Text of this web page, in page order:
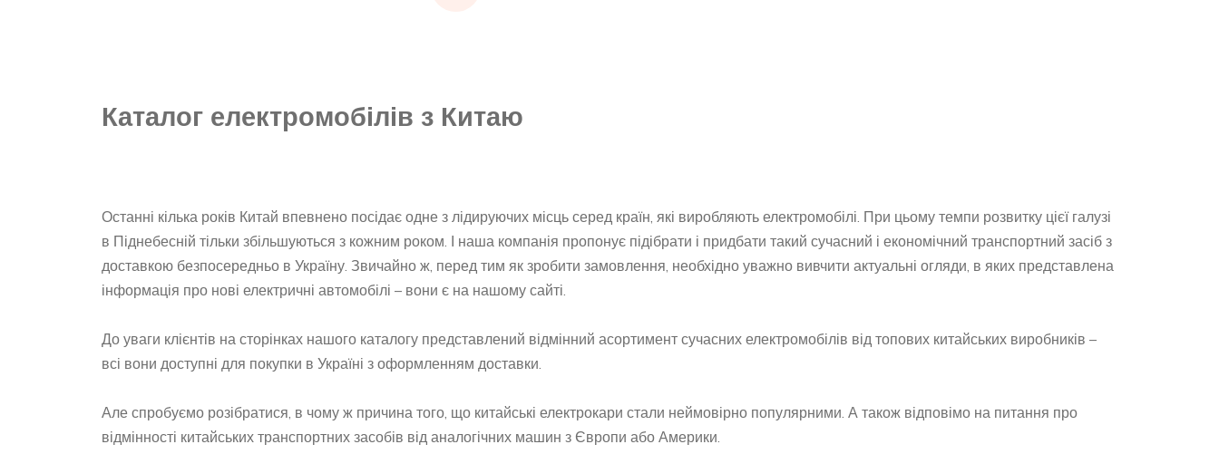
Каталог електромобілів з Китаю
Останні кілька років Китай впевнено посідає одне з лідируючих місць серед країн, які виробляють електромобілі. При цьому темпи розвитку цієї галузі
в Піднебесній тільки збільшуються з кожним роком. І наша компанія пропонує підібрати і придбати такий сучасний і економічний транспортний засіб з
доставкою безпосередньо в Україну. Звичайно ж, перед тим як зробити замовлення, необхідно уважно вивчити актуальні огляди, в яких представлена
інформація про нові електричні автомобілі – вони є на нашому сайті.
До уваги клієнтів на сторінках нашого каталогу представлений відмінний асортимент сучасних електромобілів від топових китайських виробників –
всі вони доступні для покупки в Україні з оформленням доставки.
Але спробуємо розібратися, в чому ж причина того, що китайські електрокари стали неймовірно популярними. А також відповімо на питання про
відмінності китайських транспортних засобів від аналогічних машин з Європи або Америки.